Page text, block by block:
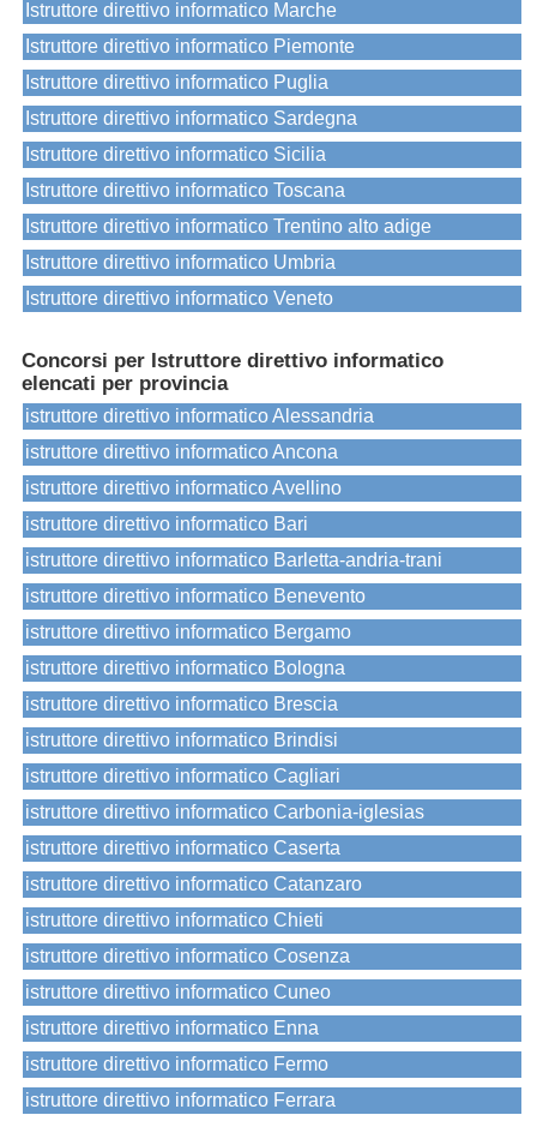
Istruttore direttivo informatico Marche
Istruttore direttivo informatico Piemonte
Istruttore direttivo informatico Puglia
Istruttore direttivo informatico Sardegna
Istruttore direttivo informatico Sicilia
Istruttore direttivo informatico Toscana
Istruttore direttivo informatico Trentino alto adige
Istruttore direttivo informatico Umbria
Istruttore direttivo informatico Veneto
Concorsi per Istruttore direttivo informatico
elencati per provincia
istruttore direttivo informatico Alessandria
istruttore direttivo informatico Ancona
istruttore direttivo informatico Avellino
istruttore direttivo informatico Bari
istruttore direttivo informatico Barletta-andria-trani
istruttore direttivo informatico Benevento
istruttore direttivo informatico Bergamo
istruttore direttivo informatico Bologna
istruttore direttivo informatico Brescia
istruttore direttivo informatico Brindisi
istruttore direttivo informatico Cagliari
istruttore direttivo informatico Carbonia-iglesias
istruttore direttivo informatico Caserta
istruttore direttivo informatico Catanzaro
istruttore direttivo informatico Chieti
istruttore direttivo informatico Cosenza
istruttore direttivo informatico Cuneo
istruttore direttivo informatico Enna
istruttore direttivo informatico Fermo
istruttore direttivo informatico Ferrara